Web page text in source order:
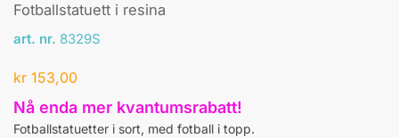
Fotballstatuett i resina
art. nr. 8329S
kr 153,00
Nå enda mer kvantumsrabatt!
Fotballstatuetter i sort, med fotball i topp.